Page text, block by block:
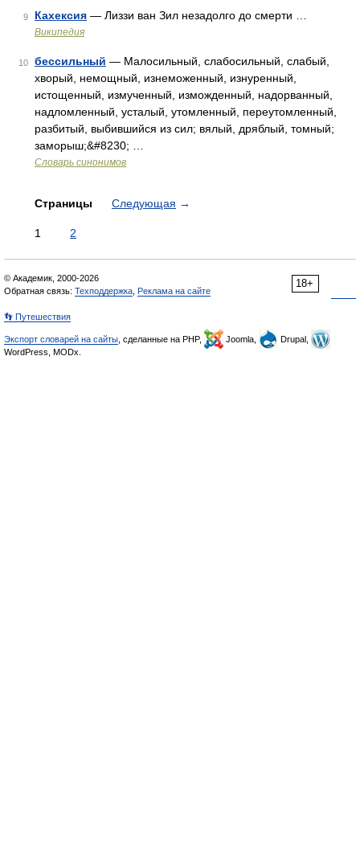
9 Кахексия — Лиззи ван Зил незадолго до смерти …
Википедия
10 бессильный — Малосильный, слабосильный, слабый,
хворый, немощный, изнеможенный, изнуренный,
истощенный, измученный, изможденный, надорванный,
надломленный, усталый, утомленный, переутомленный,
разбитый, выбившийся из сил; вялый, дряблый, томный;
заморыш;&#8230; …
Словарь синонимов
Страницы Следующая →
1 2
18+
© Академик, 2000-2026
Обратная связь: Техподдержка Реклама на сайте
👣 Путешествия
Экспорт словарей на сайты , сделанные на PHP, Joomla,
Drupal,
WordPress, MODx.